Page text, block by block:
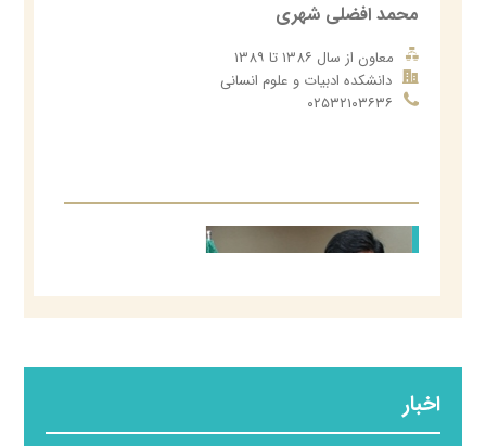
محمد افضلی شهری
معاون از سال ۱۳۸۶ تا ۱۳۸۹
دانشکده ادبیات و علوم انسانی
۰۲۵۳۲۱۰۳۶۳۶
امیر افسر
اخبار